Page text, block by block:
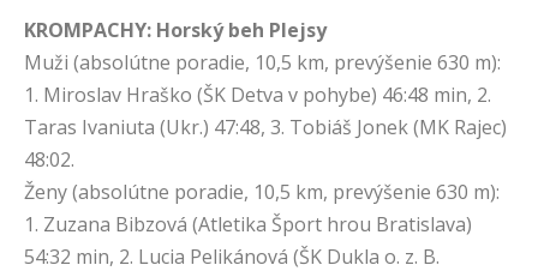
KROMPACHY: Horský beh Plejsy
Muži (absolútne poradie, 10,5 km, prevýšenie 630 m):
1. Miroslav Hraško (ŠK Detva v pohybe) 46:48 min, 2.
Taras Ivaniuta (Ukr.) 47:48, 3. Tobiáš Jonek (MK Rajec)
48:02.
Ženy (absolútne poradie, 10,5 km, prevýšenie 630 m):
1. Zuzana Bibzová (Atletika Šport hrou Bratislava)
54:32 min, 2. Lucia Pelikánová (ŠK Dukla o. z. B.